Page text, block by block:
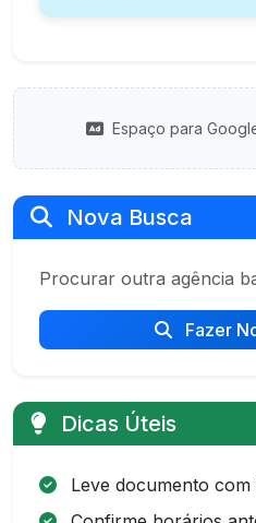
Espaço para
Nova Busca
Procurar outra agência
Fazer
Dicas Úteis
Leve documento